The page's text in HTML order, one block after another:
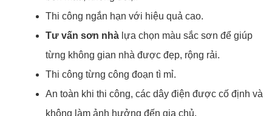
Thi công ngắn hạn với hiệu quả cao.
Tư vấn sơn nhà lựa chọn màu sắc sơn để giúp
từng không gian nhà được đẹp, rộng rải.
Thi công từng công đoạn tì mỉ.
An toàn khi thi công, các dây điện được cố định và
không làm ảnh hưởng đến gia chủ.